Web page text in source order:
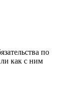
по
как с ним